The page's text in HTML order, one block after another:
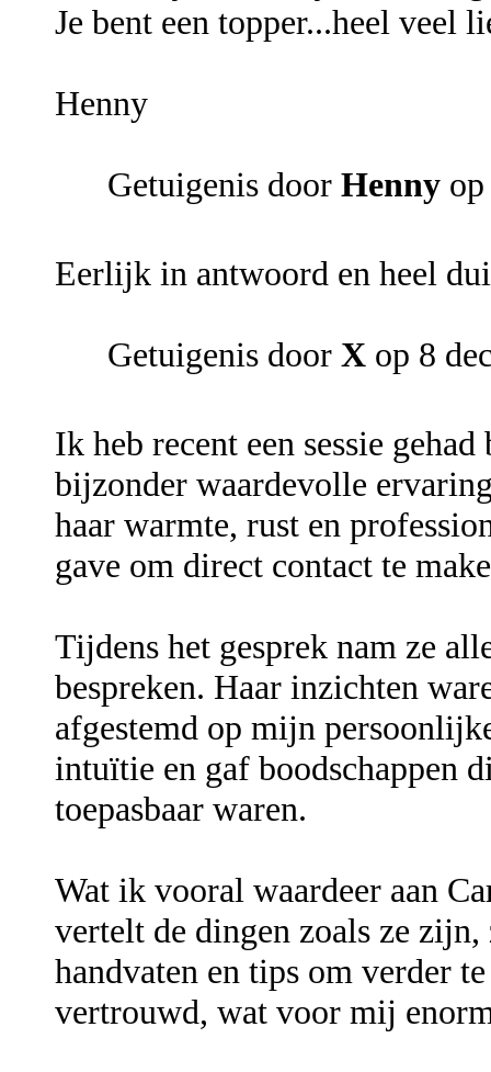
Je bent een topper...heel veel
Henny
Getuigenis door Henny
Eerlijk in antwoord en heel
Getuigenis door X op 8
Ik heb recent een sessie
bijzonder waardevolle
haar warmte, rust en
gave om direct contact te
Tijdens het gesprek nam ze
bespreken. Haar inzichten
afgestemd op mijn
intuïtie en gaf boodschappen
toepasbaar waren.
Wat ik vooral waardeer aan
vertelt de dingen zoals ze
handvaten en tips om verder
vertrouwd, wat voor mij